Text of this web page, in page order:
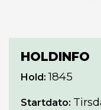
HOLDINFO
Hold: 1845
Startdato: